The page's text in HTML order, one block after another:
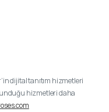
dijital tanıtım hizmetleri
hizmetleri daha